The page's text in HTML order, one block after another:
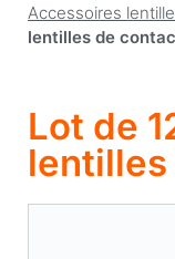
Accessoires
lentilles de
Lot de